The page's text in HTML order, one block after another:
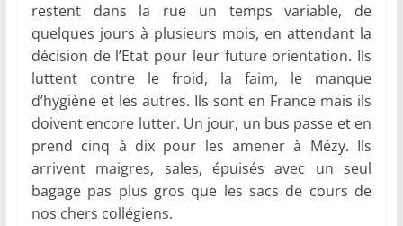
restent dans la rue un temps variable, de
quelques jours à plusieurs mois, en attendant la
décision de l’Etat pour leur future orientation. Ils
luttent contre le froid, la faim, le manque
d’hygiène et les autres. Ils sont en France mais ils
doivent encore lutter. Un jour, un bus passe et en
prend cinq à dix pour les amener à Mézy. Ils
arrivent maigres, sales, épuisés avec un seul
bagage pas plus gros que les sacs de cours de
nos chers collégiens.